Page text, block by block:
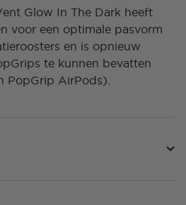
Glow In The Dark heeft
voor een optimale pasvorm
en is opnieuw
te kunnen bevatten
PopGrip AirPods).